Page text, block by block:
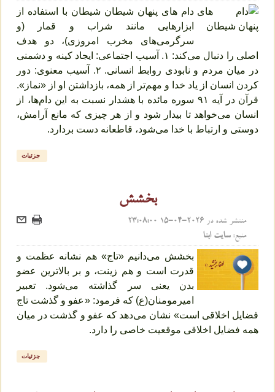
دام های پنهان شيطان شیطان با استفاده از
ابزارهایی مانند شراب و قمار (و
سرگرمی‌های مخرب امروزی)، دو هدف
اصلی را دنبال می‌کند: ۱. آسیب اجتماعی: ایجاد کینه و دشمنی
در میان مردم و نابودی روابط انسانی. ۲. آسیب معنوی: دور
کردن انسان از یاد خدا و مهم‌تر از همه، بازداشتن او از «نماز».
قرآن در آیه ۹۱ سوره مائده با هشدار نسبت به این دام‌ها، از
انسان می‌خواهد تا بیدار شود و از هر چیزی که مانع آرامش،
دوستی و ارتباط با خدا می‌شود، قاطعانه دست بردارد.
جزئیات
بخشش
منتشر شده در 2026-04-15 23:08:00
منبع:سایت ابنا
بخشش می‌دانیم «تاج» هم نشانه عظمت و
قدرت است و هم زینت، و بر بالاترین عضو
بدن یعنی سر گذاشته می‌شود. تعبیر
امیرمومنان(ع) که فرمود: «عفو و گذشت تاج
فضایل اخلاقی است» نشان می‌دهد که عفو و گذشت در میان
همه فضایل اخلاقی موقعیت خاصی را دارد.
جزئیات